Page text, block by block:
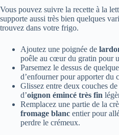
Vous pouvez suivre la recette à la
supporte aussi très bien quelques
trouvez dans votre frigo.
Ajoutez une poignée de
poêle au cœur du gratin pour
Parsemez le dessus de
d’enfourner pour apporter du
Glissez entre deux couches
d’oignon émincé très fin
Remplacez une partie de la
fromage blanc entier pour
perdre le crémeux.